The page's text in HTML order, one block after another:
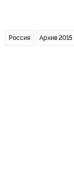
Россия Архив 2015